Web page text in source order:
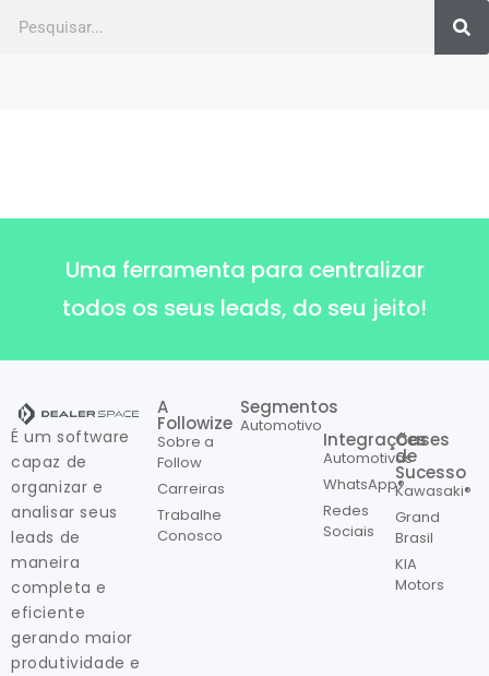
Uma ferramenta para centralizar
todos os seus leads, do seu jeito!
É um software
capaz de
organizar e
analisar seus
leads de
maneira
completa e
eficiente
gerando maior
produtividade e
A
Followize
Sobre a
Follow
Carreiras
Trabalhe
Conosco
Segmentos
Automotivo
Integrações
Automotivas
WhatsApp®
Redes
Sociais
Cases
de
Sucesso
Kawasaki®
Grand
Brasil
KIA
Motors